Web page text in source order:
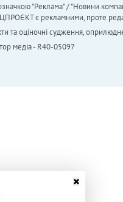
"Реклама" / "Новини
є рекламними, проте
та оціночні судження,
медіа - R40-05097